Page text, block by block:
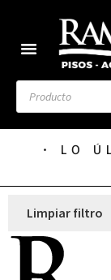
• LO
Limpiar filtro